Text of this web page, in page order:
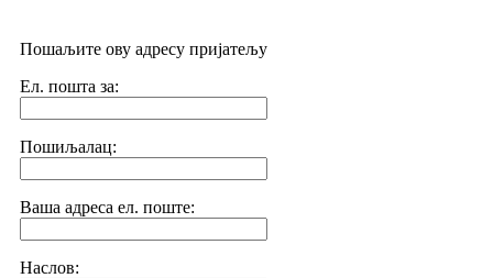
Пошаљите ову адресу пријатељу
Ел. пошта за:
Пошиљалац:
Ваша адреса ел. поште:
Наслов: